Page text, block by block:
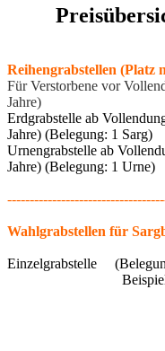
Reihengrabstellen (Platz
Für Verstorbene vor
Erdgrabstelle ab
Jahre) (Belegung: 1
Urnengrabstelle ab
Jahre) (Belegung: 1 Urne)
Wahlgrabstellen für
Einzelgrabstelle